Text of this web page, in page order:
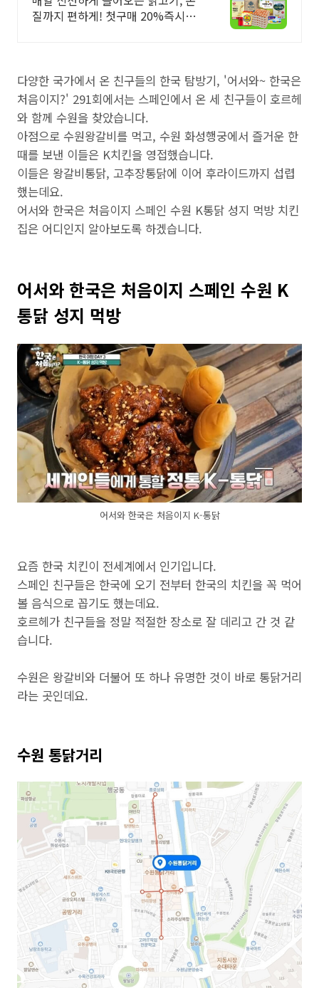
질까지 편하게! 첫구매 20%즉시할
다양한 국가에서 온 친구들의 한국 탐방기, '어서와~ 한국은
처음이지?' 291회에서는 스페인에서 온 세 친구들이 호르헤
와 함께 수원을 찾았습니다.
아점으로 수원왕갈비를 먹고, 수원 화성행궁에서 즐거운 한
때를 보낸 이들은 K치킨을 영접했습니다.
이들은 왕갈비통닭, 고추장통닭에 이어 후라이드까지 섭렵
했는데요.
어서와 한국은 처음이지 스페인 수원 K통닭 성지 먹방 치킨
집은 어디인지 알아보도록 하겠습니다.
어서와 한국은 처음이지 스페인 수원 K
통닭 성지 먹방
어서와 한국은 처음이지 K-통닭
요즘 한국 치킨이 전세계에서 인기입니다.
스페인 친구들은 한국에 오기 전부터 한국의 치킨을 꼭 먹어
볼 음식으로 꼽기도 했는데요.
호르헤가 친구들을 정말 적절한 장소로 잘 데리고 간 것 같
습니다.
수원은 왕갈비와 더불어 또 하나 유명한 것이 바로 통닭거리
라는 곳인데요.
수원 통닭거리